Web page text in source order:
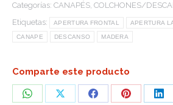
Categorías: CANAPÉS, COLCHONES/
Etiquetas:
APERTURA FRONTAL APERTURA
CANAPE DESCANSO MADERA
Comparte este producto
Share
Share
Share
Share